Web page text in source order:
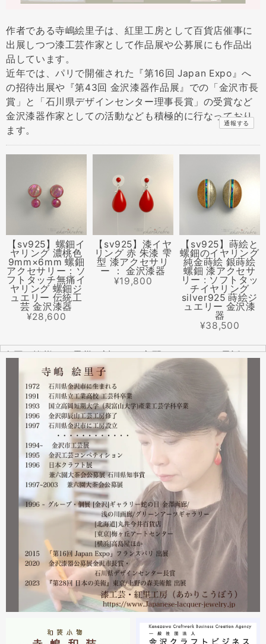
作者である寺嶋絵里子は、紅里工房として百貨店催事に
出展しつつ漆工芸作家として作品展や公募展にも作品出
品しています。
近年では、パリで開催された『第16回 Japan Expo』へ
の招待出展や『第43回 金沢漆器作品展』での「金沢市長
賞」と「石川県デザインセンター理事長賞」の受賞など
金沢漆器作家としての活動なども積極的に行なっており
ます。
通報する
【sv925】螺鈿イ
ヤリング 濃桃色
9mm×6mm 螺鈿
アクセサリー：ソ
フトタッチ無痛イ
ヤリング 螺鈿ジ
ュエリー 伝統工
芸 金沢漆器
¥28,600
【sv925】漆イヤ
リング 赤 朱漆 雫
型 漆アクセサリ
ー ： 金沢漆器
¥19,800
【sv925】蒔絵と
螺鈿のイヤリング
純金蒔絵 銀蒔絵
螺鈿 漆アクセサ
リー : ソフトタッ
チイヤリング
silver925 蒔絵ジ
ュエリー 金沢漆
器
¥38,500
全国の皆様より震災に対するご心配のメールやお電話をた
くさんいただきました。ありがとうございます。
幸い紅里工房にはそれほどの被害もなく、ただいま通常の
営業をしております。配送につきましても金沢から発送す
る分につきましては問題ありませんのでご安心ください。
皆様には多大なご心配をおかけしており心苦しいばかりで
はありますが、今後とも紅里工房をどうぞよろしくお願い
いたします。
漆工芸・紅里工房 寺嶋絵里子
2023.02
2月21日から27日まで 仙台三越で開催中の『第22回 金
沢・能登 美味と美技展』に出展しています。会場には作
者本人がおりますのでお近くの方はぜひ遊びにいらしてく
ださい。お待ちしております。
2月19日から23日まで 東京・上野の森美術館で開催中の
『第28回 日本の美術展』に出展しています。